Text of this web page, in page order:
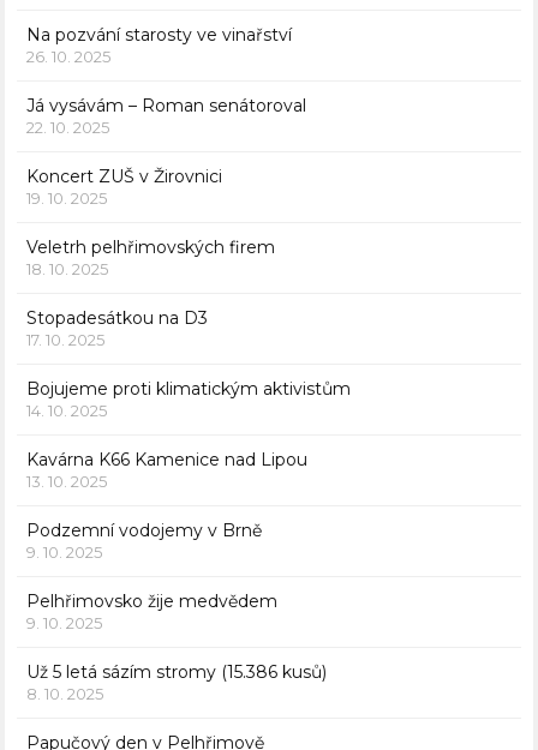
Na pozvání starosty ve vinařství
26. 10. 2025
Já vysávám – Roman senátoroval
22. 10. 2025
Koncert ZUŠ v Žirovnici
19. 10. 2025
Veletrh pelhřimovských firem
18. 10. 2025
Stopadesátkou na D3
17. 10. 2025
Bojujeme proti klimatickým aktivistům
14. 10. 2025
Kavárna K66 Kamenice nad Lipou
13. 10. 2025
Podzemní vodojemy v Brně
9. 10. 2025
Pelhřimovsko žije medvědem
9. 10. 2025
Už 5 letá sázím stromy (15.386 kusů)
8. 10. 2025
Papučový den v Pelhřimově